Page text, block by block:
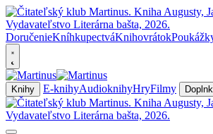
DoručenieKníhkupectváKnihovrátok
Knihy E-knihyAudioknihyHryFilmy